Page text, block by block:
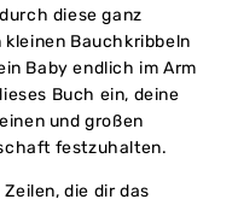
diese ganz
kleinen Bauchkribbeln
Baby endlich im Arm
Buch ein, deine
und großen
festzuhalten.
die dir das